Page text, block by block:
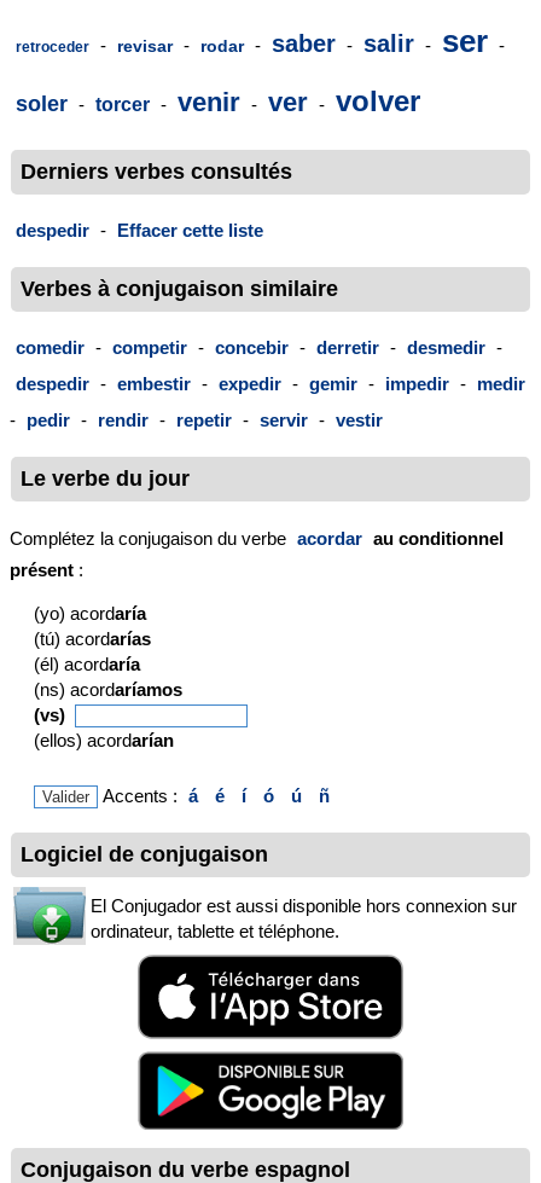
retroceder - revisar - rodar - saber - salir - ser -
soler - torcer - venir - ver - volver
Derniers verbes consultés
despedir - Effacer cette liste
Verbes à conjugaison similaire
comedir - competir - concebir - derretir - desmedir -
despedir - embestir - expedir - gemir - impedir - medir
- pedir - rendir - repetir - servir - vestir
Le verbe du jour
Complétez la conjugaison du verbe acordar au conditionnel
présent :
(yo) acordaría
(tú) acordarías
(él) acordaría
(ns) acordaríamos
(vs)
(ellos) acordarían
Accents : á é í ó ú ñ
Logiciel de conjugaison
El Conjugador est aussi disponible hors connexion sur
ordinateur, tablette et téléphone.
Conjugaison du verbe espagnol